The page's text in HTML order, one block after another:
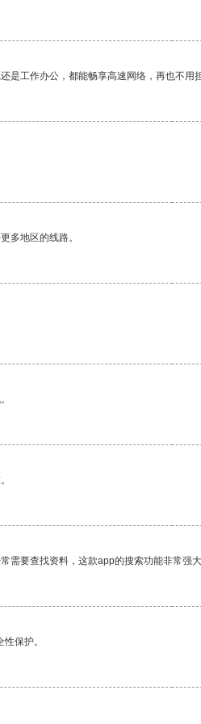
工作办公，都能畅享高速网络，再也不
多地区的线路。
要查找资料，这款app的搜索功能非常强
保护。